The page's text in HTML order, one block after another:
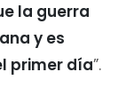
la guerra
y es
primer día”.